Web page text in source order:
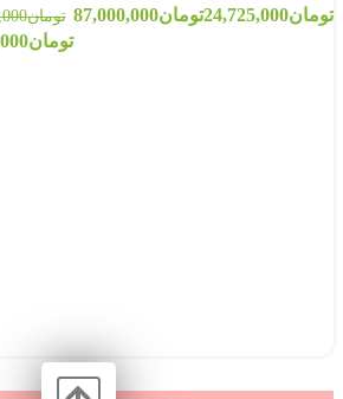
تومان24,725,000تومان87,000,000 تومان
تومان